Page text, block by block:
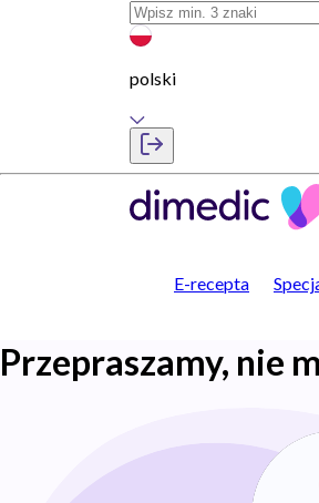
polski
E-recepta
Przepraszamy, nie